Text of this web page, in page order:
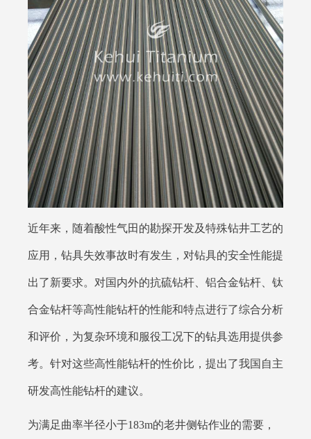
近年来，随着酸性气田的勘探开发及特殊钻井工艺的
应用，钻具失效事故时有发生，对钻具的安全性能提
出了新要求。对国内外的抗硫钻杆、铝合金钻杆、钛
合金钻杆等高性能钻杆的性能和特点进行了综合分析
和评价，为复杂环境和服役工况下的钻具选用提供参
考。针对这些高性能钻杆的性价比，提出了我国自主
研发高性能钻杆的建议。
为满足曲率半径小于183m的老井侧钻作业的需要，